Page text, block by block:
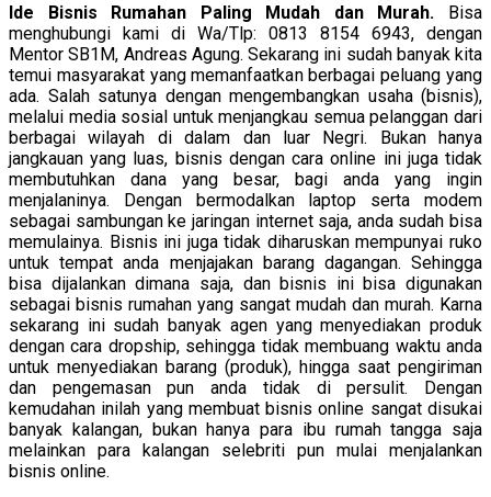
Ide Bisnis Rumahan Paling Mudah dan Murah. Bisa
menghubungi kami di Wa/Tlp: 0813 8154 6943, dengan
Mentor SB1M, Andreas Agung. Sekarang ini sudah banyak kita
temui masyarakat yang memanfaatkan berbagai peluang yang
ada. Salah satunya dengan mengembangkan usaha (bisnis),
melalui media sosial untuk menjangkau semua pelanggan dari
berbagai wilayah di dalam dan luar Negri. Bukan hanya
jangkauan yang luas, bisnis dengan cara online ini juga tidak
membutuhkan dana yang besar, bagi anda yang ingin
menjalaninya. Dengan bermodalkan laptop serta modem
sebagai sambungan ke jaringan internet saja, anda sudah bisa
memulainya. Bisnis ini juga tidak diharuskan mempunyai ruko
untuk tempat anda menjajakan barang dagangan. Sehingga
bisa dijalankan dimana saja, dan bisnis ini bisa digunakan
sebagai bisnis rumahan yang sangat mudah dan murah. Karna
sekarang ini sudah banyak agen yang menyediakan produk
dengan cara dropship, sehingga tidak membuang waktu anda
untuk menyediakan barang (produk), hingga saat pengiriman
dan pengemasan pun anda tidak di persulit. Dengan
kemudahan inilah yang membuat bisnis online sangat disukai
banyak kalangan, bukan hanya para ibu rumah tangga saja
melainkan para kalangan selebriti pun mulai menjalankan
bisnis online.